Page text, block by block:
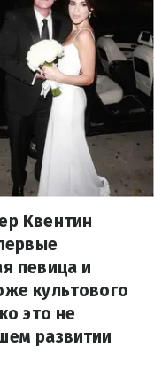
Квентин
певица и
культового
это не
развитии